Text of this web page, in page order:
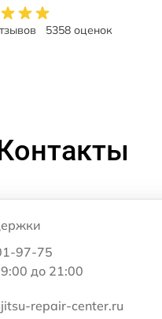
5358 оценок
97-75
до 21:00
repair-center.ru